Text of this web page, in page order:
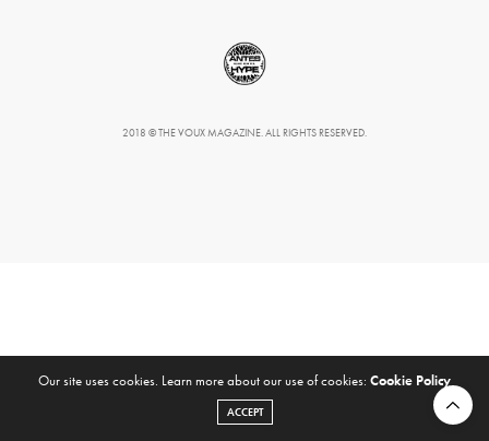
2018 © THE VOUX MAGAZINE. ALL RIGHTS RESERVED.
Our site uses cookies. Learn more about our use of cookies: Cookie Policy
ACCEPT